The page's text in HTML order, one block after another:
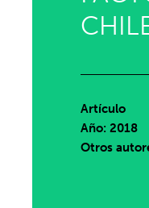
Artículo
Año: 2018
Otros